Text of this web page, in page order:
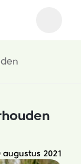
augustus 2021